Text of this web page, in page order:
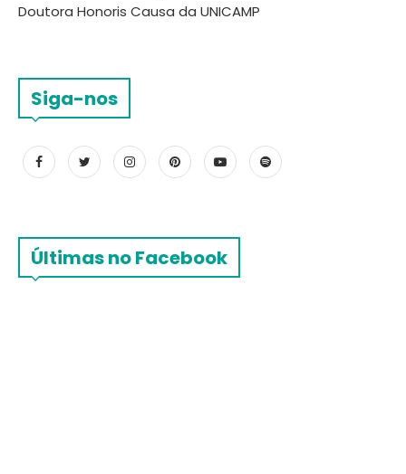
Doutora Honoris Causa da UNICAMP
Siga-nos
Últimas no Facebook